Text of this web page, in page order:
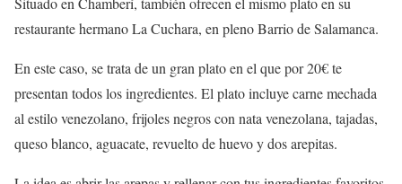
restaurante hermano La Cuchara, en pleno Barrio de Salamanca.
En este caso, se trata de un gran plato en el que por 20€ te
presentan todos los ingredientes. El plato incluye carne mechada
al estilo venezolano, frijoles negros con nata venezolana, tajadas,
queso blanco, aguacate, revuelto de huevo y dos arepitas.